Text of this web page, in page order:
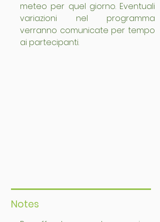
meteo per quel giorno. Eventuali
variazioni nel programma
verranno comunicate per tempo
ai partecipanti.
Notes